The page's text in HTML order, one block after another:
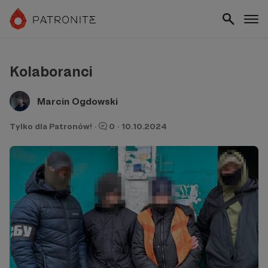
Kolaboranci
Marcin Ogdowski
Tylko dla Patronów! · 0 · 10.10.2024